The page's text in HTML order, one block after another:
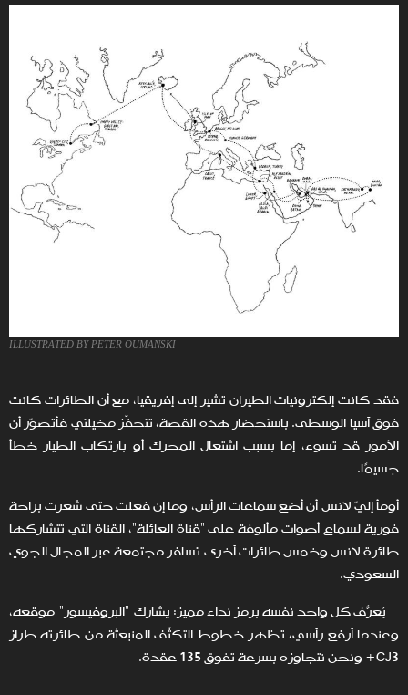
ILLUSTRATED BY PETER OUMANSKI
فقد كانت إلكترونيات الطيران تشير إلى إفريقيا، مع أن الطائرات كانت
فوق آسيا الوسطى. باستحضار هذه القصة، تتحفّز مخيلتي فأتصوّر أن
الأمور قد تسوء، إما بسبب اشتعال المحرك أو بارتكاب الطيار خطأ
جسيمًا.
أومأ إليّ لانس أن أضع سماعات الرأس، وما إن فعلت حتى شعرت براحة
فورية لسماع أصوات مألوفة على "قناة العائلة"، القناة التي تتشاركها
طائرة لانس وخمس طائرات أخرى تسافر مجتمعة عبر المجال الجوي
السعودي.
يُعرّف كل واحد نفسه برمز نداء مميز: يُشارك "البروفيسور" موقعه،
وعندما أرفع رأسي، تظهر خطوط التكثّف المنبعثة من طائرته طراز
CJ3+ ونحن نتجاوزه بسرعة تفوق 135 عقدة.